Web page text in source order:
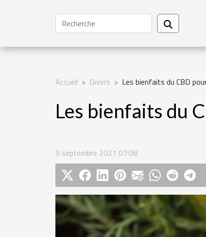
Accueil Divers Les bienfaits du CBD
Les bienfaits du
9 septembre 2021 07:08